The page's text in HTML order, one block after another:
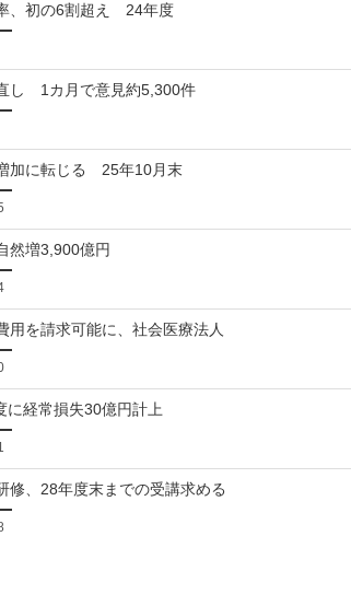
、初の6割超え 24年度
し 1カ月で意見約5,300件
加に転じる 25年10月末
然増3,900億円
用を請求可能に、社会医療法人
に経常損失30億円計上
修、28年度末までの受講求める